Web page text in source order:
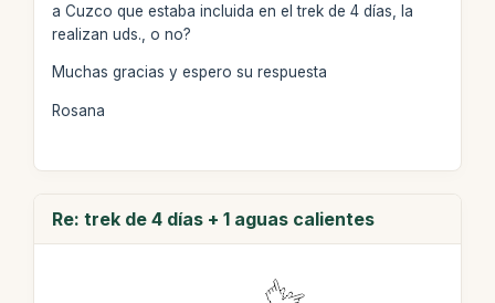
a Cuzco que estaba incluida en el trek de 4 días, la
realizan uds., o no?
Muchas gracias y espero su respuesta
Rosana
Re: trek de 4 días + 1 aguas calientes